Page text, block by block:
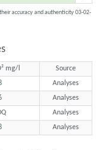
accuracy and authenticity 03-02-
mg/l
Source
Analyses
Analyses
Analyses
Analyses